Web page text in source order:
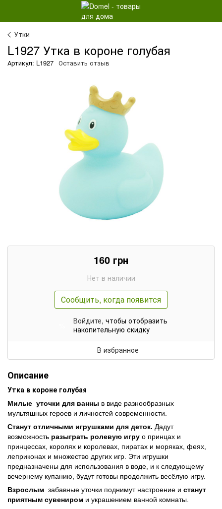
Утки
L1927 Утка в короне голубая
Артикул: L1927 Оставить отзыв
160 грн
Нет в наличии
Сообщить, когда появится
Войдите, чтобы отобразить
накопительную скидку
В избранное
Описание
Утка в короне голубая
Милые уточки для ванны в виде разнообразных
мультяшных героев и личностей современности.
Станут отличными игрушками для деток. Дадут
возможность разыграть ролевую игру о принцах и
принцессах, королях и королевах, пиратах и моряках, феях,
леприконах и множество других игр. Эти игрушки
предназначены для использования в воде, и к следующему
вечернему купанию, будут готовы продолжить весёлую игру.
Взрослым забавные уточки поднимут настроение и станут
приятным сувениром и украшением ванной комнаты.